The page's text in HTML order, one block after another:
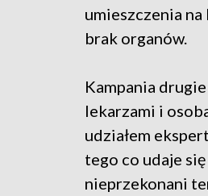
umieszczenia
brak organów.
Kampania
lekarzami i
udziałem
tego co udaje
nieprzekonani